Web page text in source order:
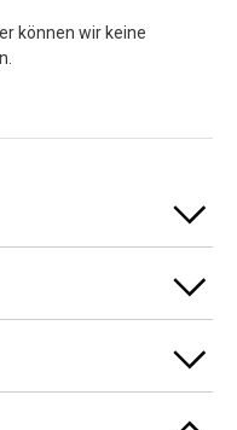
können wir keine